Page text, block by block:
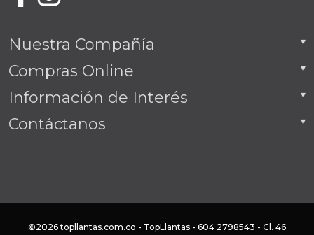
Nuestra Compañía
Compras Online
Información de Interés
Contáctanos
©2026 topllantas.com.co - TopLlantas - 604 2798543 - Cl. 46